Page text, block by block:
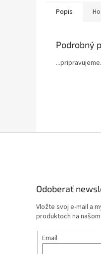
Popis
Podrobný
Odoberať
Vložte svoj e-mail a
produktoch na
Email